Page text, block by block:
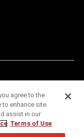
agree to the
enhance site
assist in our
Terms of Use